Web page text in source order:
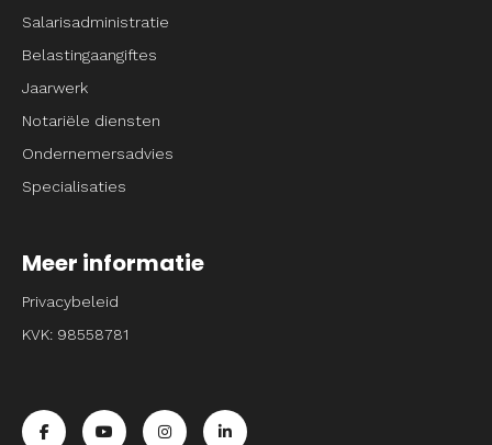
Salarisadministratie
Belastingaangiftes
Jaarwerk
Notariële diensten
Ondernemersadvies
Specialisaties
Meer informatie
Privacybeleid
KVK: 98558781
Ga naar de facebook pagina van Entrpnr
Ga naar de youtube pagina van Entrpnr
Ga naar de instagram pagina van Entrpnr
Ga naar de linkedin pagina van